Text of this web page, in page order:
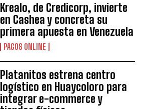
Krealo, de Credicorp, invierte
en Cashea y concreta su
primera apuesta en Venezuela
PAGOS ONLINE
Platanitos estrena centro
logístico en Huaycoloro para
integrar e-commerce y